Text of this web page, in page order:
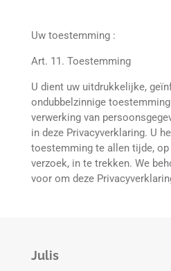
Uw toestemming :
Art. 11. Toestemming
U dient uw uitdrukkelijke,
ondubbelzinnige
verwerking van
in deze Privacyverklaring. U
toestemming te allen tijde,
verzoek, in te trekken. We
voor om deze
Julis